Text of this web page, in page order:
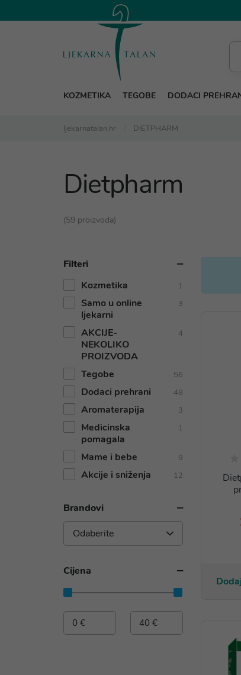
KOZMETIKA TEGOBE DODACI
ljekarnatalan.hr DIETPHARM
Dietpharm
(59 proizvoda)
Filteri
Kozmetika
1
Samo u online
ljekarni
3
AKCIJE-
NEKOLIKO
PROIZVODA
4
Tegobe 56
Dodaci prehrani 48
Aromaterapija 3
Medicinska
pomagala
1
Mame i bebe 9
Akcije i sniženja 12
Brandovi
Odaberite
Cijena